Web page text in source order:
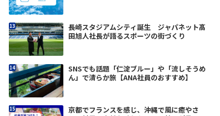
長崎スタジアムシティ誕生 ジャパネット髙
田旭人社長が語るスポーツの街づくり
SNSでも話題「仁淀ブルー」や「流しそうめ
ん」で清らか旅【ANA社員のおすすめ】
京都でフランスを感じ、沖縄で風に癒やさ